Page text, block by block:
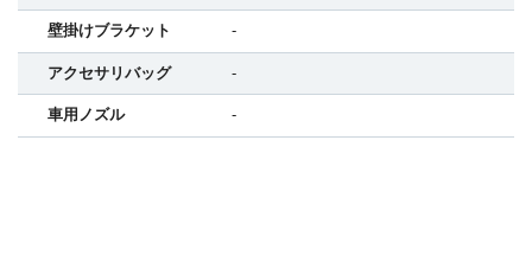
壁掛けブラケット -
アクセサリバッグ -
車用ノズル -